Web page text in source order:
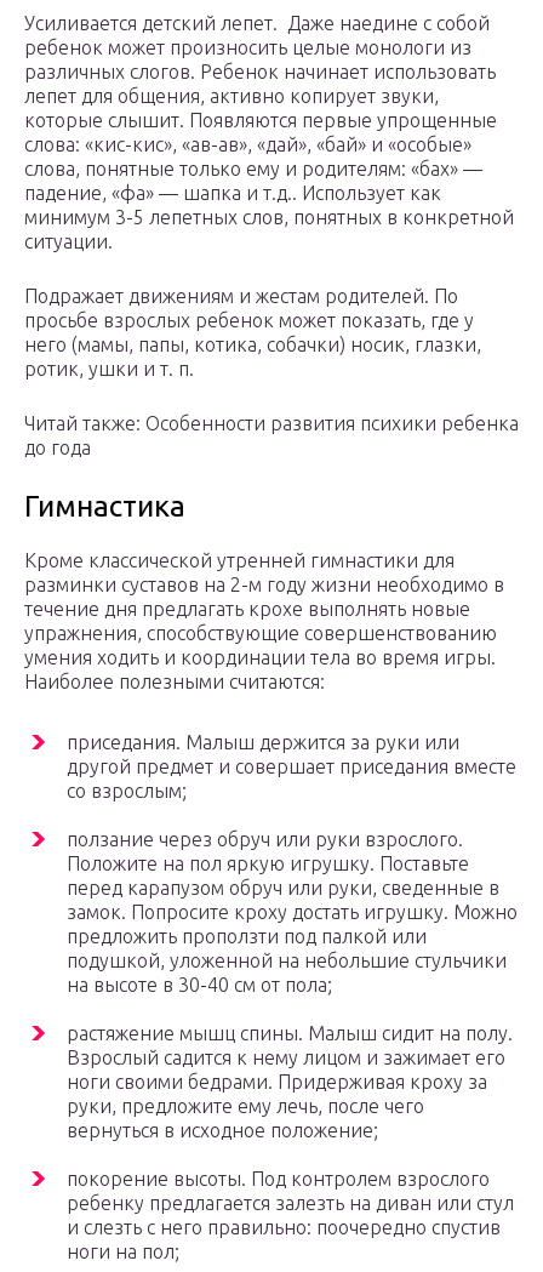
Усиливается детский лепет. Даже наедине с собой
ребенок может произносить целые монологи из
различных слогов. Ребенок начинает использовать
лепет для общения, активно копирует звуки,
которые слышит. Появляются первые упрощенные
слова: «кис-кис», «ав-ав», «дай», «бай» и «особые»
слова, понятные только ему и родителям: «бах» —
падение, «фа» — шапка и т.д.. Использует как
минимум 3-5 лепетных слов, понятных в конкретной
ситуации.
Подражает движениям и жестам родителей. По
просьбе взрослых ребенок может показать, где у
него (мамы, папы, котика, собачки) носик, глазки,
ротик, ушки и т. п.
Читай также: Особенности развития психики ребенка
до года
Гимнастика
Кроме классической утренней гимнастики для
разминки суставов на 2-м году жизни необходимо в
течение дня предлагать крохе выполнять новые
упражнения, способствующие совершенствованию
умения ходить и координации тела во время игры.
Наиболее полезными считаются:
приседания. Малыш держится за руки или
другой предмет и совершает приседания вместе
со взрослым;
ползание через обруч или руки взрослого.
Положите на пол яркую игрушку. Поставьте
перед карапузом обруч или руки, сведенные в
замок. Попросите кроху достать игрушку. Можно
предложить проползти под палкой или
подушкой, уложенной на небольшие стульчики
на высоте в 30-40 см от пола;
растяжение мышц спины. Малыш сидит на полу.
Взрослый садится к нему лицом и зажимает его
ноги своими бедрами. Придерживая кроху за
руки, предложите ему лечь, после чего
вернуться в исходное положение;
покорение высоты. Под контролем взрослого
ребенку предлагается залезть на диван или стул
и слезть с него правильно: поочередно спустив
ноги на пол;